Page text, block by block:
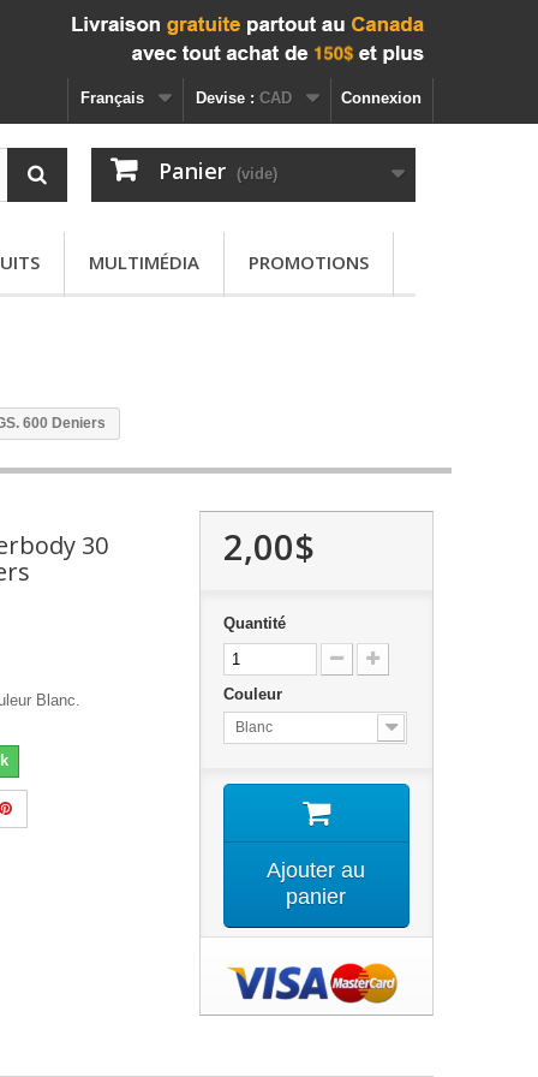
Connexion
Devise : CAD
Français
Panier (vide)
MULTIMÉDIA PROMOTIONS
600 Deniers
30
Blanc.
2,00$
Quantité
Couleur
Blanc
Ajouter au
panier